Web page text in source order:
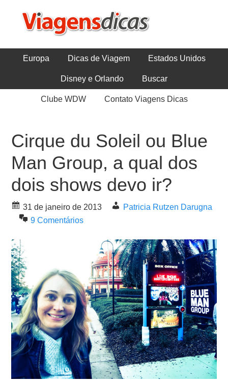
Europa Dicas de Viagem Estados Unidos
Disney e Orlando Buscar
Clube WDW Contato Viagens Dicas
Cirque du Soleil ou Blue
Man Group, a qual dos
dois shows devo ir?
31 de janeiro de 2013
Patricia Rutzen Darugna
9 Comentários